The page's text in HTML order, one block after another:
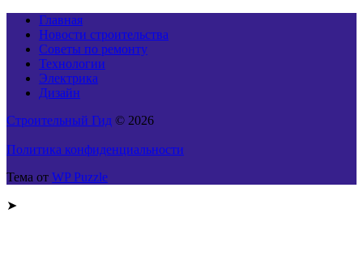
Главная
Новости строительства
Советы по ремонту
Технологии
Электрика
Дизайн
Строительный Гид © 2026
Политика конфиденциальности
Тема от WP Puzzle
➤